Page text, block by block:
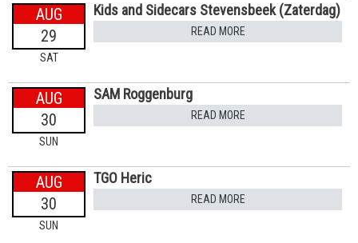
AUG
29
SAT
Kids and Sidecars Stevensbeek (Zaterdag)
READ MORE
AUG
30
SUN
SAM Roggenburg
READ MORE
AUG
30
SUN
TGO Heric
READ MORE